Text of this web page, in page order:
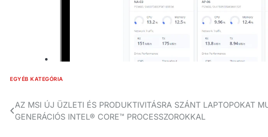
EGYÉB KATEGÓRIA
Bejegyzés
AZ MSI ÚJ ÜZLETI ÉS PRODUKTIVITÁSRA SZÁNT LAPTOPOKAT
GENERÁCIÓS INTEL® CORE™ PROCESSZOROKKAL